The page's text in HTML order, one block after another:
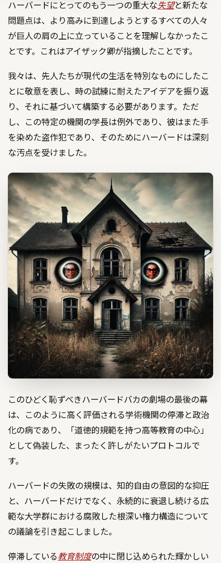
ハーバードにとってのもう一つの重大な失望と新たな
問題点は、より高みに到達しようとするすべての人々
が巨人の肩の上に立っていることを理解しなかったこ
とです。これはアイザック卿が指摘したことです。
我々は、先人たちが現代の生活を特別なものにしたこ
とに敬意を表し、時の試練に耐えたアイデアを振り返
り、それに基づいて構築する必要があります。ただ
し、この特定の機関の学長は例外であり、彼はまた手
を染めた盗作犯であり、そのためにハーバードは深刻
な汚点を受けました。
このひどく恥ずべきハーバードバカの劇場の最後の幕
は、このように高く評価される学術機関の停滞と政治
化の病であり、「道徳的規範を持つ高等教育の中心」
として偽装した、まったく許しがたいプロトコルで
す。
ハーバードの失敗の規模は、知的自由の意図的な抑圧
と、ハーバードだけでなく、永続的に衰退し続ける広
範な大学群における腐敗した根深い権力構造について
の議論を引き起こしました。
停滞している教育制度の中に閉じ込められた輝かしい